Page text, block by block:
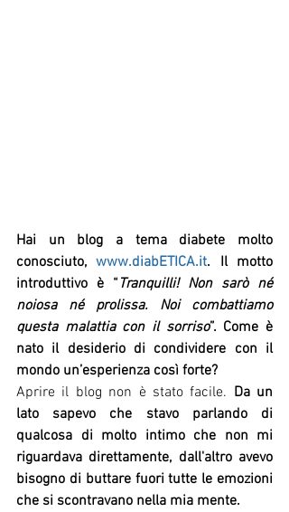
Hai un blog a tema diabete molto
conosciuto, www.diabETICA.it. Il motto
introduttivo è “ Tranquilli! Non sarò né
noiosa né prolissa. Noi combattiamo
questa malattia con il sorriso”. Come è
nato il desiderio di condividere con il
mondo un’esperienza così forte?
Aprire il blog non è stato facile. Da un
lato sapevo che stavo parlando di
qualcosa di molto intimo che non mi
riguardava direttamente, dall'altro avevo
bisogno di buttare fuori tutte le emozioni
che si scontravano nella mia mente.